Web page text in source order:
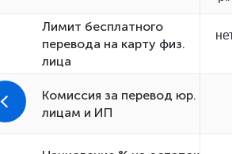
Лимит бесплатного
перевода на карту физ.
лица
Комиссия за перевод юр.
лицам и ИП